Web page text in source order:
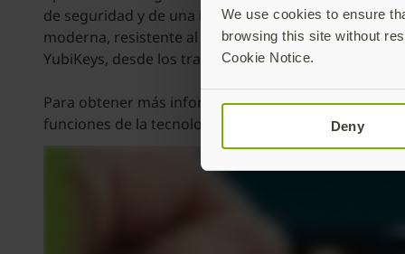
We use cookies to ensure
browsing this site without
Cookie Notice.
Deny
de seguridad y de una incorporación de usuarios
moderna, resistente al phishing y de confianza
YubiKeys, desde los trabajadores de primera línea
Para obtener más información sobre Surface Pro
funciones de la tecnología NFC de YubiKeys, entre